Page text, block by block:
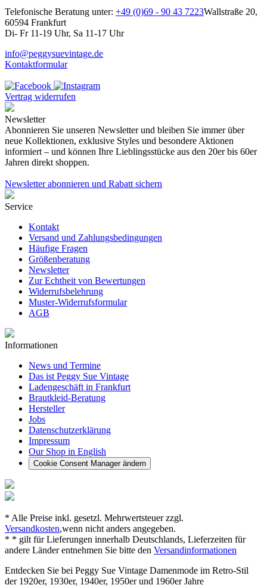
Telefonische Beratung unter: +49 (0)69 - 90 43 7223Wallstraße 20,
60594 Frankfurt
Di- Fr 11-19 Uhr, Sa 11-17 Uhr
info@peggysuevintage.de
Kontaktformular
Vertrag widerrufen
Newsletter
Abonnieren Sie unseren Newsletter und bleiben Sie immer über
neue Kollektionen, exklusive Styles und besondere Aktionen
informiert – und können Ihre Lieblingsstücke aus den 20er bis 60er
Jahren direkt shoppen.
Newsletter abonnieren und Rabatt sichern
Service
Kontakt
Versand und Zahlungsbedingungen
Häufige Fragen
Größenberatung
Newsletter
Zur Echtheit von Bewertungen
Widerrufsbelehrung
Muster-Widerrufsformular
AGB
Informationen
News und Termine
Das ist Peggy Sue Vintage
Ladengeschäft in Frankfurt
Brautkleid-Beratung
Hersteller
Jobs
Datenschutzerklärung
Impressum
Our Shop in English
Cookie Consent Manager ändern
* Alle Preise inkl. gesetzl. Mehrwertsteuer zzgl.
Versandkosten,wenn nicht anders angegeben.
* * gilt für Lieferungen innerhalb Deutschlands, Lieferzeiten für
andere Länder entnehmen Sie bitte den Versandinformationen
Entdecken Sie bei Peggy Sue Vintage Damenmode im Retro-Stil
der 1920er, 1930er, 1940er, 1950er und 1960er Jahre